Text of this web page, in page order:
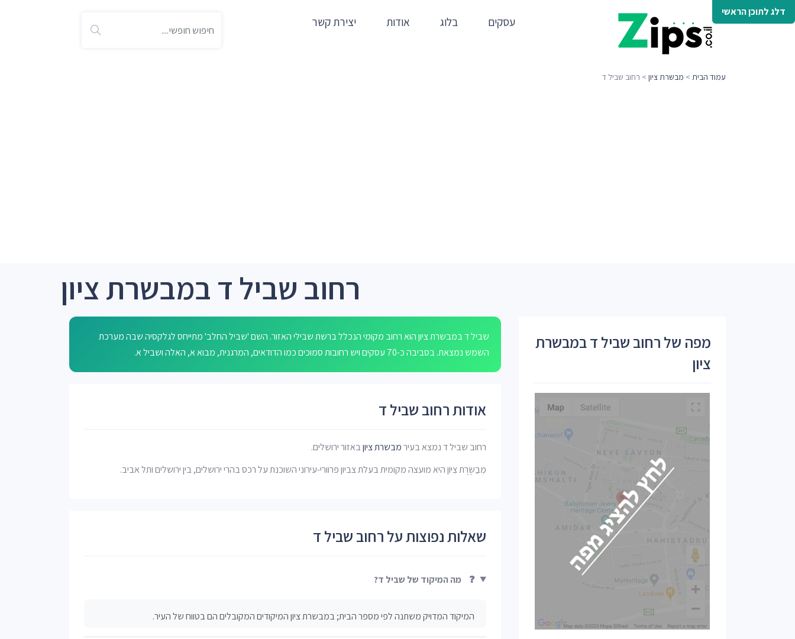
דלג לתוכן הראשי
עסקים בלוג אודות יצירת קשר
עמוד הבית > מבשרת ציון > רחוב שביל ד
רחוב שביל ד במבשרת ציון
שביל ד במבשרת ציון הוא רחוב מקומי הנכלל ברשת שבילי האזור. השם 'שביל החלב' מתייחס לגלקסיה שבה מערכת
השמש נמצאת. בסביבה כ-70 עסקים ויש רחובות סמוכים כמו הדודאים, המרגנית, מבוא א, האלה ושביל א.
אודות רחוב שביל ד
רחוב שביל ד נמצא בעירמבשרת ציוןבאזור ירושלים.
מְבַשֶּׂרֶת צִיּוֹן היא מועצה מקומית בעלת צביון פרוורי-עירוני השוכנת על רכס בהרי ירושלים, בין ירושלים ותל אביב.
שאלות נפוצות על רחוב שביל ד
❓ מה המיקוד של שביל ד?
המיקוד המדויק משתנה לפי מספר הבית; במבשרת ציון המיקודים המקובלים הם בטווח של העיר.
מפה של רחוב שביל ד במבשרת
ציון